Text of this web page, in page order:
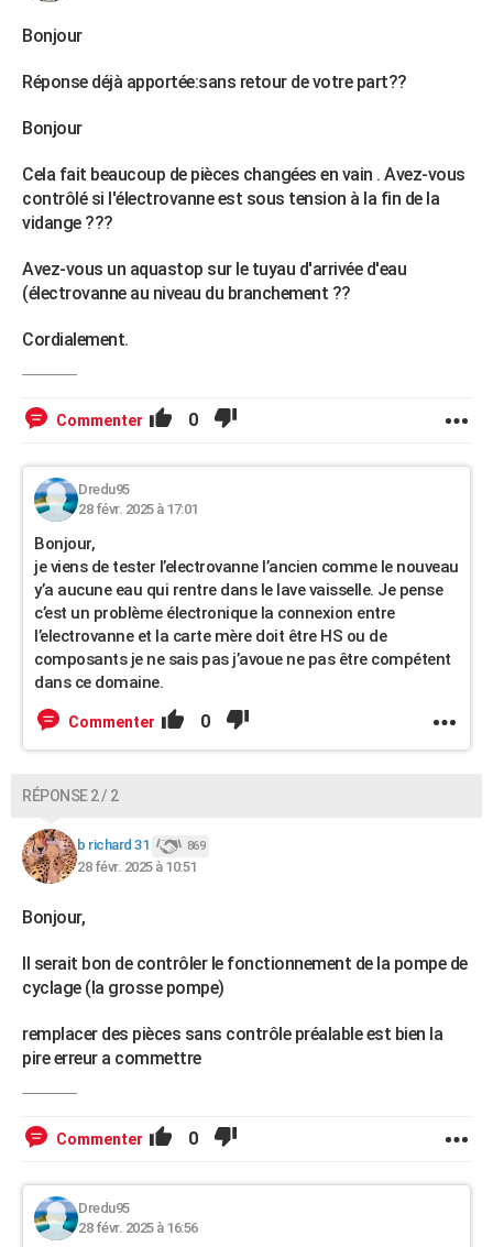
Bonjour
Réponse déjà apportée:sans retour de votre part??
Bonjour
Cela fait beaucoup de pièces changées en vain . Avez-vous
contrôlé si l'électrovanne est sous tension à la fin de la
vidange ???
Avez-vous un aquastop sur le tuyau d'arrivée d'eau
(électrovanne au niveau du branchement ??
Cordialement.
Commenter 0
Dredu95
28 févr. 2025 à 17:01
Bonjour,
je viens de tester l’electrovanne l’ancien comme le nouveau
y’a aucune eau qui rentre dans le lave vaisselle. Je pense
c’est un problème électronique la connexion entre
l’electrovanne et la carte mère doit être HS ou de
composants je ne sais pas j’avoue ne pas être compétent
dans ce domaine.
Commenter 0
RÉPONSE 2 / 2
b richard 31 869
28 févr. 2025 à 10:51
Bonjour,
Il serait bon de contrôler le fonctionnement de la pompe de
cyclage (la grosse pompe)
remplacer des pièces sans contrôle préalable est bien la
pire erreur a commettre
Commenter 0
Dredu95
28 févr. 2025 à 16:56